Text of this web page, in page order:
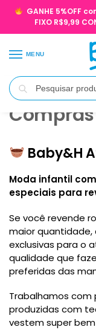
GANHE 5%OFF
FIXO R$9,99
MENU
Início / Compras no
Baby&H
Moda infantil
especiais para
Se você revende
maior quantidade,
exclusivas para o
qualidade que
preferidas das
Trabalhamos com
produzidas com
vestem super